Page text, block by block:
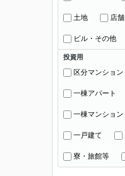
土地 店舗
ビル・その他
投資用
区分マンション
一棟アパート
一棟マンション
一戸建て
寮・旅館等